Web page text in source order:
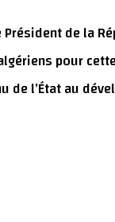
de la
pour
l’État au